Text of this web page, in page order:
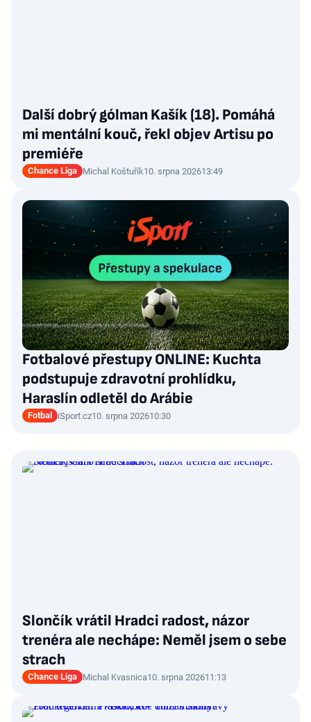
Další dobrý gólman Kašík (18). Pomáhá
mi mentální kouč, řekl objev Artisu po
premiéře
Chance Liga Michal Koštuřík10. srpna 202613:49
Fotbalové přestupy ONLINE: Kuchta
podstupuje zdravotní prohlídku,
Haraslín odletěl do Arábie
Fotbal iSport.cz10. srpna 202610:30
Slončík vrátil Hradci radost, názor
trenéra ale nechápe: Neměl jsem o sebe
strach
Chance Liga Michal Kvasnica10. srpna 202611:13